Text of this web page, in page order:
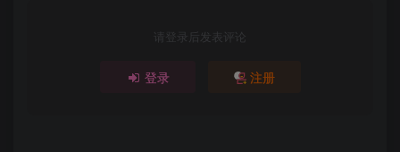
请登录后发表评论
登录 注册